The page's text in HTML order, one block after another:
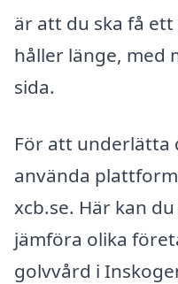
är att du ska få
håller länge, med
sida.
För att underlätta
använda
xcb.se. Här kan
jämföra olika
golvvård i